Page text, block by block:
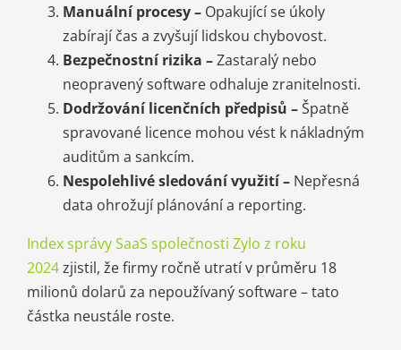
Manuální procesy –Opakující se úkoly
zabírají čas a zvyšují lidskou chybovost.
Bezpečnostní rizika –Zastaralý nebo
neopravený software odhaluje zranitelnosti.
Dodržování licenčních předpisů –Špatně
spravované licence mohou vést k nákladným
auditům a sankcím.
Nespolehlivé sledování využití –Nepřesná
data ohrožují plánování a reporting.
Index správy SaaS společnosti Zylo z roku
2024zjistil, že firmy ročně utratí v průměru 18
milionů dolarů za nepoužívaný software – tato
částka neustále roste.